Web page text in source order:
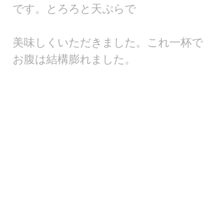
です。とろろと天ぷらで
美味しくいただきました。これ一杯で
お腹は結構膨れました。